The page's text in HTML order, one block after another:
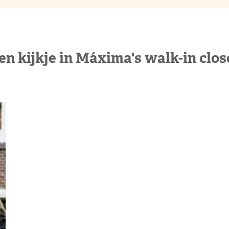
kijkje in Máxima's walk-in